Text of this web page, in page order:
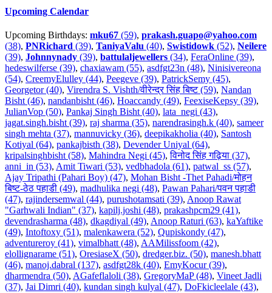
Upcoming Calendar
Upcoming Birthdays: mku67 (59), prakash.guapo@yahoo.com
(38), PNRichard (39), TaniyaValu (40), Swistidowk (52), Neilere
(39), Johnnynady (39), battulaljewellers (34), FeraOnline (39),
hedeswilferse (39), chaxiawam (55), asdfgt23n (48), Ninisivereona
(54), CreemyElulley (44), Peegeve (39), PatrickSemy (45),
Georgetor (40), Virendra S. Vishth/वीरेन्द्र सिंह बिष्ट (59), Nandan
Bisht (46), nandanbisht (46), Hoaccandy (49), FeexiseKepsy (39),
JulianVop (50), Pankaj Singh Bisht (40), lata_negi (43),
jagat.singh.bisht (39), raj sharma (35), narendrasingh.k (40), sameer
singh mehta (37), mannuvicky (36), deepikakholia (40), Santosh
Kotiyal (64), pankajbisth (38), Devender Uniyal (64),
kripalsinghbisht (58), Mahindra Negi (45),विनोद सिंह गढ़िया (37),
anni_in (53), Amit Tiwari (53), vedbhadola (61), patwal_ss (57),
Ajay Tripathi (Pahari Boy) (47), Mohan Bisht -Thet Pahadi/मोहन
बिष्ट-ठेठ पहाडी (49), madhulika negi (48), Pawan Pahari/पवन पहाडी
(47), rajindersemwal (44), purushotamsati (39), Anoop Rawat
"Garhwali Indian" (37), kapilj.joshi (48), prakashpcm29 (41),
devendrasharma (48), dkagdiyal (49), Anoop Raturi (63), kaYaftike
(49), Intoftoxy (51), malenkawera (52), Qupiskondy (47),
adventureroy (41), vimalbhatt (48), AAMilissfoom (42),
elollignarame (51), OresiaseX (50), dredger.biz. (50), manesh.bhatt
(46), manoj.dabral (137), asdfgt28k (40), EmyKocur (39),
dharmendra (50), AGafeflaloli (38), GregoryMaP (48), Vineet Jadli
(37), Jai Dimri (40), kundan singh kulyal (47), DoFkicleelale (43),